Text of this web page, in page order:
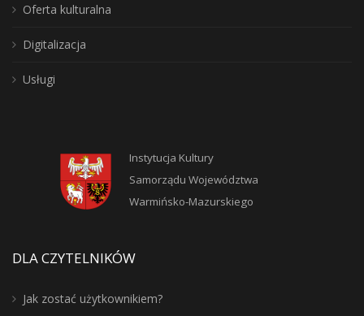
Oferta kulturalna
Digitalizacja
Usługi
Instytucja Kultury
Samorządu Województwa
Warmińsko-Mazurskiego
DLA CZYTELNIKÓW
Jak zostać użytkownikiem?